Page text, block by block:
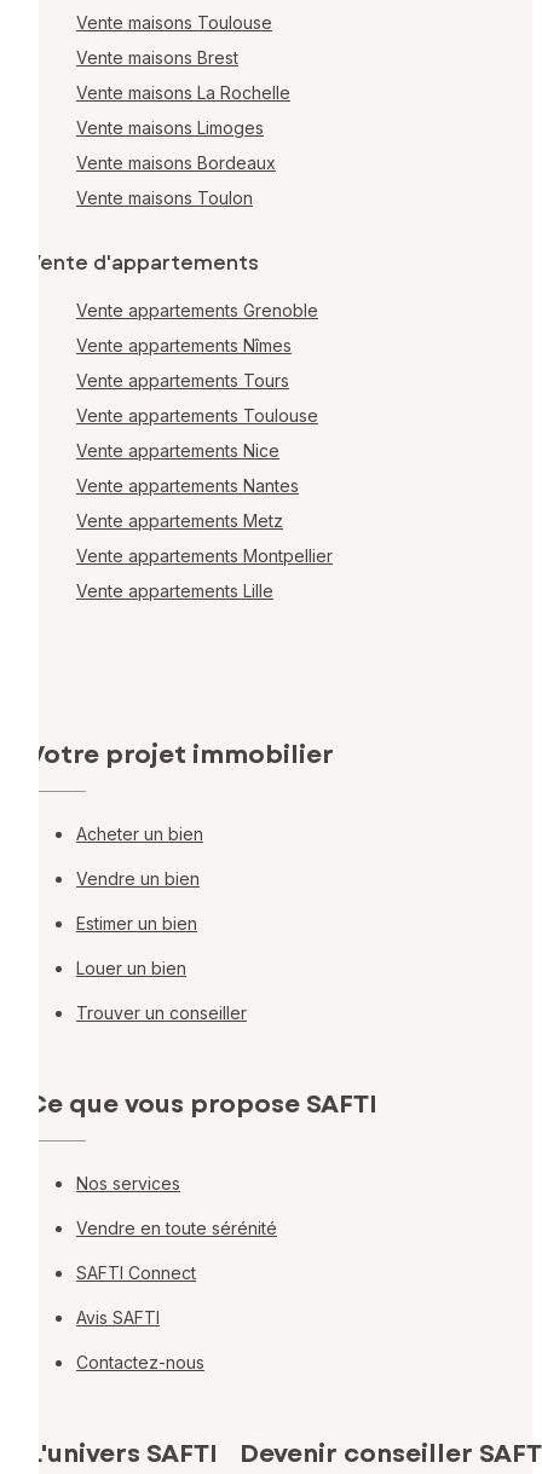
Vente maisons Toulouse
Vente maisons Brest
Vente maisons La Rochelle
Vente maisons Limoges
Vente maisons Bordeaux
Vente maisons Toulon
Vente d'appartements
Vente appartements Grenoble
Vente appartements Nîmes
Vente appartements Tours
Vente appartements Toulouse
Vente appartements Nice
Vente appartements Nantes
Vente appartements Metz
Vente appartements Montpellier
Vente appartements Lille
Votre projet immobilier
Acheter un bien
Vendre un bien
Estimer un bien
Louer un bien
Trouver un conseiller
Ce que vous propose SAFTI
Nos services
Vendre en toute sérénité
SAFTI Connect
Avis SAFTI
Contactez-nous
L'univers SAFTI Devenir conseiller